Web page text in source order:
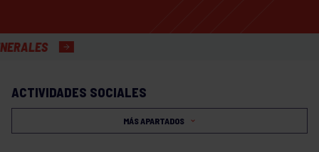
ACTIVIDADES SOCIALES
MÁS APARTADOS